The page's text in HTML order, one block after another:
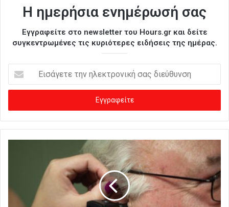
Η ημερήσια ενημέρωσή σας
Εγγραφείτε στο newsletter του Hours.gr και δείτε
συγκεντρωμένες τις κυριότερες ειδήσεις της ημέρας.
σ
γ
ε